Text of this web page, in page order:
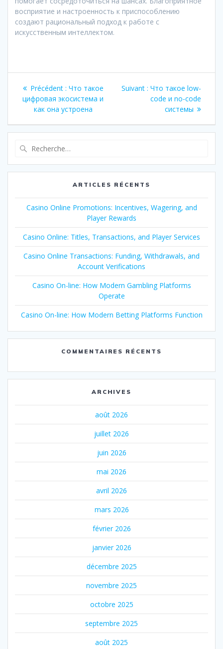
восприятие и настроенность к приспособлению
создают рациональный подход к работе с
искусственным интеллектом.
Navigation
de
l’article
Précédent : Article
précédent
:
Что такое
цифровая экосистема и
как она устроена
Suivant : Article
suivant
Что такое low-
code и no-code
системы
:
ARTICLES RÉCENTS
Casino Online Promotions: Incentives, Wagering, and
Player Rewards
Casino Online: Titles, Transactions, and Player Services
Casino Online Transactions: Funding, Withdrawals, and
Account Verifications
Casino On-line: How Modern Gambling Platforms
Operate
Casino On-line: How Modern Betting Platforms Function
COMMENTAIRES RÉCENTS
ARCHIVES
août 2026
juillet 2026
juin 2026
mai 2026
avril 2026
mars 2026
février 2026
janvier 2026
décembre 2025
novembre 2025
octobre 2025
septembre 2025
août 2025